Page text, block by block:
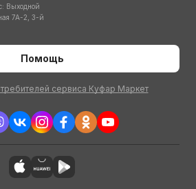
Выходной
7А-2, 3-й
Помощь
сервиса Куфар Маркет